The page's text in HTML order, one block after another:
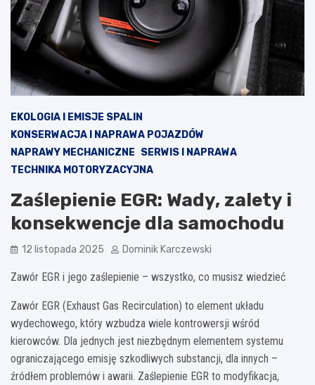
EKOLOGIA I EMISJE SPALIN
KONSERWACJA I NAPRAWA POJAZDÓW
NAPRAWY MECHANICZNE SERWIS I NAPRAWA
TECHNIKA MOTORYZACYJNA
Zaślepienie EGR: Wady, zalety i
konsekwencje dla samochodu
12 listopada 2025 Dominik Karczewski
Zawór EGR i jego zaślepienie – wszystko, co musisz wiedzieć
Zawór EGR (Exhaust Gas Recirculation) to element układu
wydechowego, który wzbudza wiele kontrowersji wśród
kierowców. Dla jednych jest niezbędnym elementem systemu
ograniczającego emisję szkodliwych substancji, dla innych –
źródłem problemów i awarii. Zaślepienie EGR to modyfikacja,